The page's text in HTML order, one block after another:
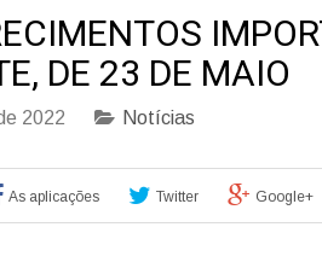
DE 23 DE MAIO
2022 Notícias
As aplicações Twitter Google+